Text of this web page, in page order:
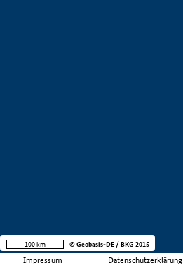
Impressum Datenschutzerklärung
100 km © Geobasis-DE / BKG 2015